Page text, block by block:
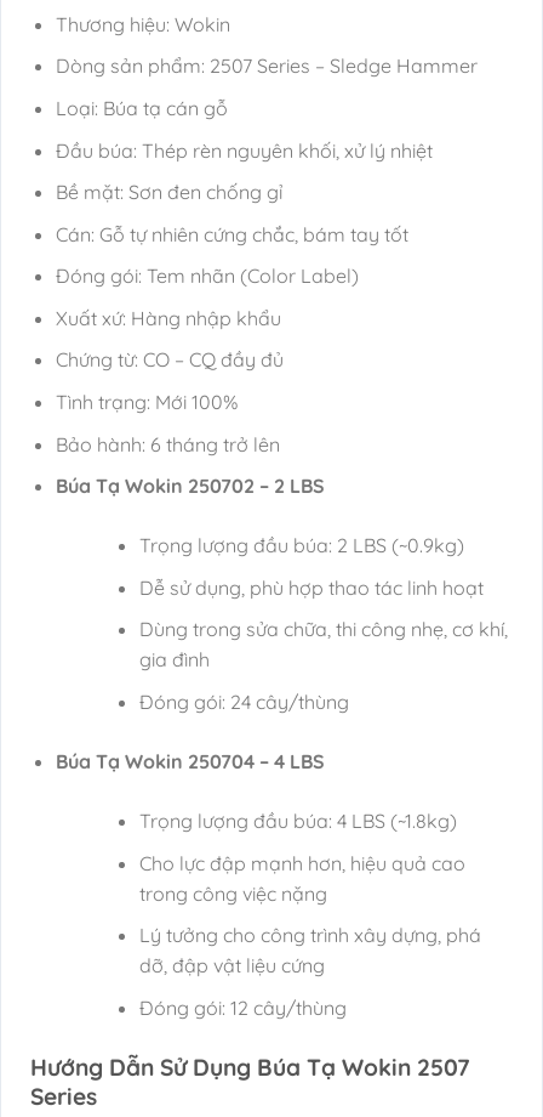
Thương hiệu: Wokin
Dòng sản phẩm: 2507 Series – Sledge Hammer
Loại: Búa tạ cán gỗ
Đầu búa: Thép rèn nguyên khối, xử lý nhiệt
Bề mặt: Sơn đen chống gỉ
Cán: Gỗ tự nhiên cứng chắc, bám tay tốt
Đóng gói: Tem nhãn (Color Label)
Xuất xứ: Hàng nhập khẩu
Chứng từ: CO – CQ đầy đủ
Tình trạng: Mới 100%
Bảo hành: 6 tháng trở lên
Búa Tạ Wokin 250702 – 2 LBS
Trọng lượng đầu búa: 2 LBS (~0.9kg)
Dễ sử dụng, phù hợp thao tác linh hoạt
Dùng trong sửa chữa, thi công nhẹ, cơ khí,
gia đình
Đóng gói: 24 cây/thùng
Búa Tạ Wokin 250704 – 4 LBS
Trọng lượng đầu búa: 4 LBS (~1.8kg)
Cho lực đập mạnh hơn, hiệu quả cao
trong công việc nặng
Lý tưởng cho công trình xây dựng, phá
dỡ, đập vật liệu cứng
Đóng gói: 12 cây/thùng
Hướng Dẫn Sử Dụng Búa Tạ Wokin 2507
Series